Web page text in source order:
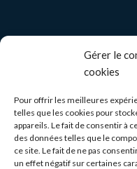
Gérer le
cookies
Pour offrir les meilleures
telles que les cookies pour
appareils. Le fait de consentir à
des données telles que le
ce site. Le fait de ne pas
un effet négatif sur certaines